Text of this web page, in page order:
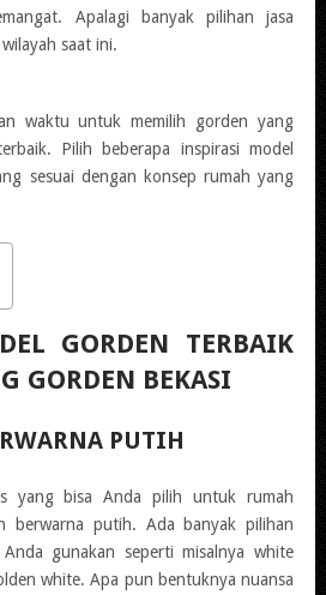
Apalagi banyak pilihan jasa
saat ini.
waktu untuk memilih gorden yang
Pilih beberapa inspirasi model
sesuai dengan konsep rumah yang
GORDEN TERBAIK
GORDEN BEKASI
PUTIH
yang bisa Anda pilih untuk rumah
berwarna putih. Ada banyak pilihan
gunakan seperti misalnya white
white. Apa pun bentuknya nuansa